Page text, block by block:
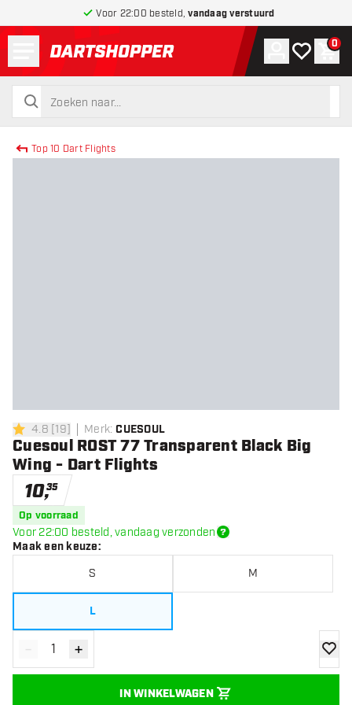
Voor 22:00 besteld,vandaag verstuurd
terug naar home pagina
zoeken
zoeken
Account
Mijn 0
Top 10 Dart Flights
4.8 score sterren
4.8 [19] Merk: CUESOUL
Cuesoul ROST 77 Transparent Black Big
Wing - Dart Flights
10,35
Op voorraad
Voor 22:00 besteld, vandaag verzonden
Maak een keuze:
S M
L
Verminder hoeveelheid
- Verhoog hoeveelheid
+
IN WINKELWAGEN